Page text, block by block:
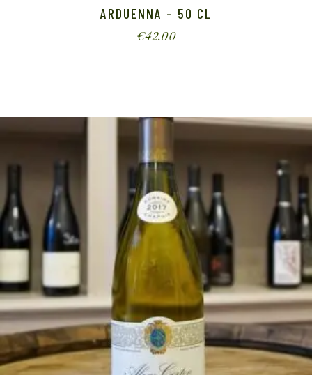
ARDUENNA – 50 CL
€42.00